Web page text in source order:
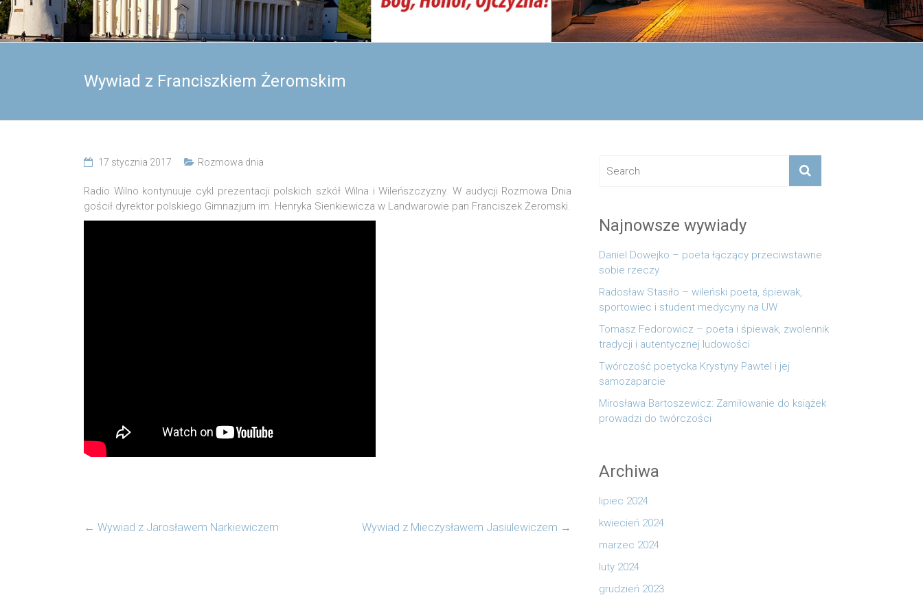
Wywiad z Franciszkiem Żeromskim
17 stycznia 2017 Rozmowa dnia
Radio Wilno kontynuuje cykl prezentacji polskich szkół Wilna i Wileńszczyzny. W audycji Rozmowa Dnia
gościł dyrektor polskiego Gimnazjum im. Henryka Sienkiewicza w Landwarowie pan Franciszek Żeromski.
← Wywiad z Jarosławem Narkiewiczem Wywiad z Mieczysławem Jasiulewiczem →
Najnowsze wywiady
Daniel Dowejko – poeta łączący przeciwstawne
sobie rzeczy
Radosław Stasiło – wileński poeta, śpiewak,
sportowiec i student medycyny na UW
Tomasz Fedorowicz – poeta i śpiewak, zwolennik
tradycji i autentycznej ludowości
Twórczość poetycka Krystyny Pawtel i jej
samozaparcie
Mirosława Bartoszewicz: Zamiłowanie do książek
prowadzi do twórczości
Archiwa
lipiec 2024
kwiecień 2024
marzec 2024
luty 2024
grudzień 2023